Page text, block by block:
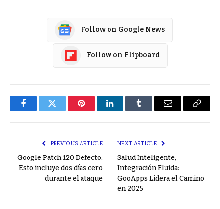
Follow on Google News
Follow on Flipboard
FacebookTwitter PinterestLinkedInTumblr Email
Copy
PREVIOUS ARTICLE
Google Patch 120 Defecto.
Esto incluye dos días cero
durante el ataque
NEXT ARTICLE
Salud Inteligente,
Integración Fluida:
GooApps Lidera el Camino
en 2025